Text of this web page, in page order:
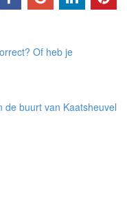
Of heb je
de buurt van Kaatsheuvel